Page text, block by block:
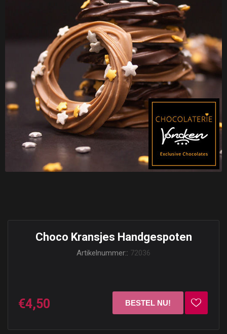
Choco Kransjes Handgespoten
Artikelnummer:: 72036
€4,50